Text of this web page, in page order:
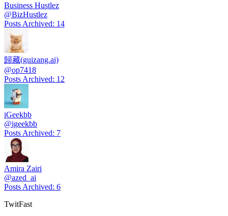
Business Hustlez
@BizHustlez
Posts Archived: 14
歸藏(guizang.ai)
@op7418
Posts Archived: 12
iGeekbb
@igeekbb
Posts Archived: 7
Amira Zairi
@azed_ai
Posts Archived: 6
TwitFast